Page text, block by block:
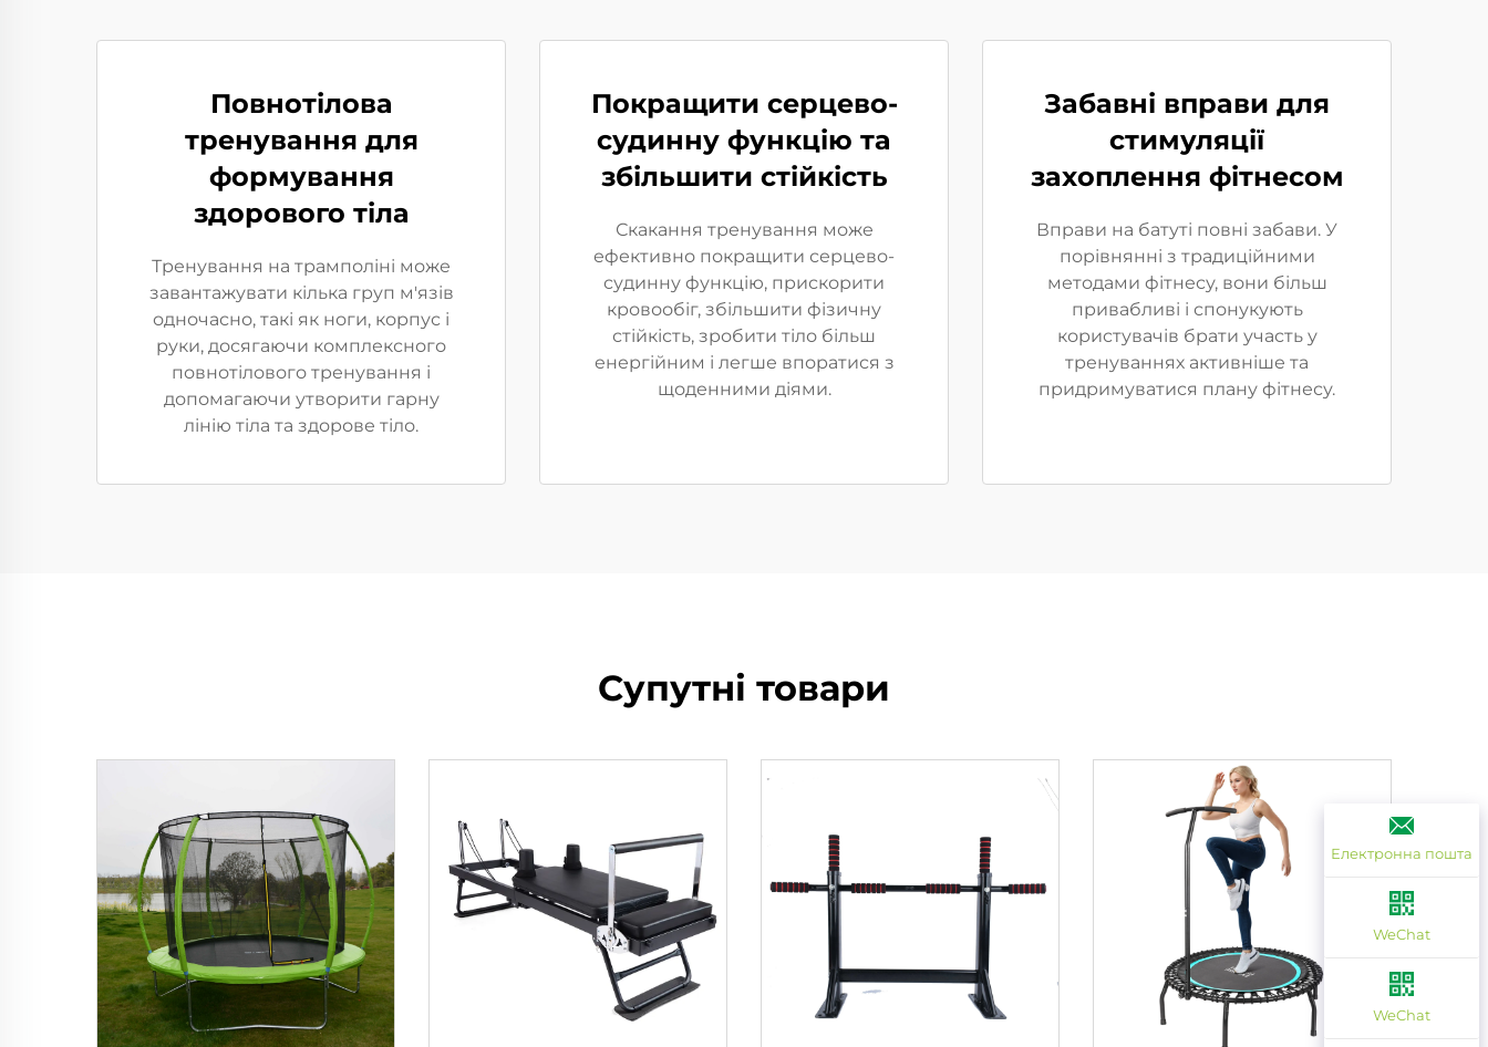
Повнотілова
тренування для
формування
здорового тіла
Тренування на трамполіні може
завантажувати кілька груп м'язів
одночасно, такі як ноги, корпус і
руки, досягаючи комплексного
повнотілового тренування і
допомагаючи утворити гарну
лінію тіла та здорове тіло.
Покращити серцево-
судинну функцію та
збільшити стійкість
Скакання тренування може
ефективно покращити серцево-
судинну функцію, прискорити
кровообіг, збільшити фізичну
стійкість, зробити тіло більш
енергійним і легше впоратися з
щоденними діями.
Забавні вправи для
стимуляції
захоплення фітнесом
Вправи на батуті повні забави. У
порівнянні з традиційними
методами фітнесу, вони більш
привабливі і спонукують
користувачів брати участь у
тренуваннях активніше та
придримуватися плану фітнесу.
Супутні товари
Електронна пошта
WeChat
WeChat